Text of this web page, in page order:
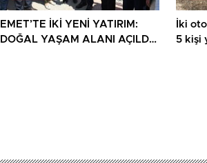
EMET’TE İKİ YENİ YATIRIM:
DOĞAL YAŞAM ALANI AÇILDI,
İki
5 kişi